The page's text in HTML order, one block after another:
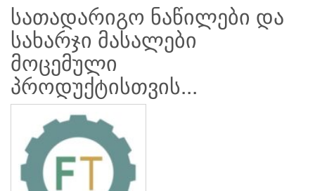
სათადარიგო ნაწილები და
სახარჯი მასალები
მოცემული
პროდუქტისთვის...